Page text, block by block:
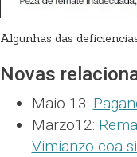
Algunhas das
Novas
Maio 13:
Marzo12:
Vimianzo coa